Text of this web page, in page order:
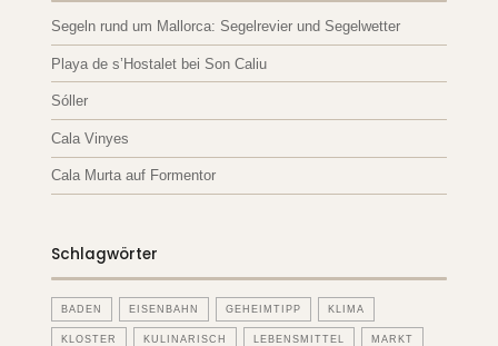
Segeln rund um Mallorca: Segelrevier und Segelwetter
Playa de s’Hostalet bei Son Caliu
Sóller
Cala Vinyes
Cala Murta auf Formentor
Schlagwörter
BADEN EISENBAHN GEHEIMTIPP KLIMA
KLOSTER KULINARISCH LEBENSMITTEL MARKT